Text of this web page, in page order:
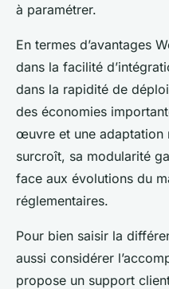
à paramétrer.
En termes d’avantages
dans la facilité
dans la rapidité de
des économies
œuvre et une adaptation
surcroît, sa modularité
face aux évolutions du
réglementaires.
Pour bien saisir la
aussi considérer
propose un support